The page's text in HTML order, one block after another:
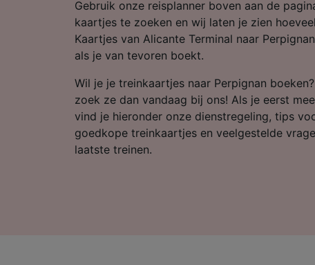
Gebruik onze reisplanner boven aan de
kaartjes te zoeken en wij laten je zien
Kaartjes van Alicante Terminal naar
als je van tevoren boekt.
Wil je je treinkaartjes naar Perpignan
zoek ze dan vandaag bij ons! Als je eerst
vind je hieronder onze dienstregeling, tips
goedkope treinkaartjes en veelgestelde
laatste treinen.